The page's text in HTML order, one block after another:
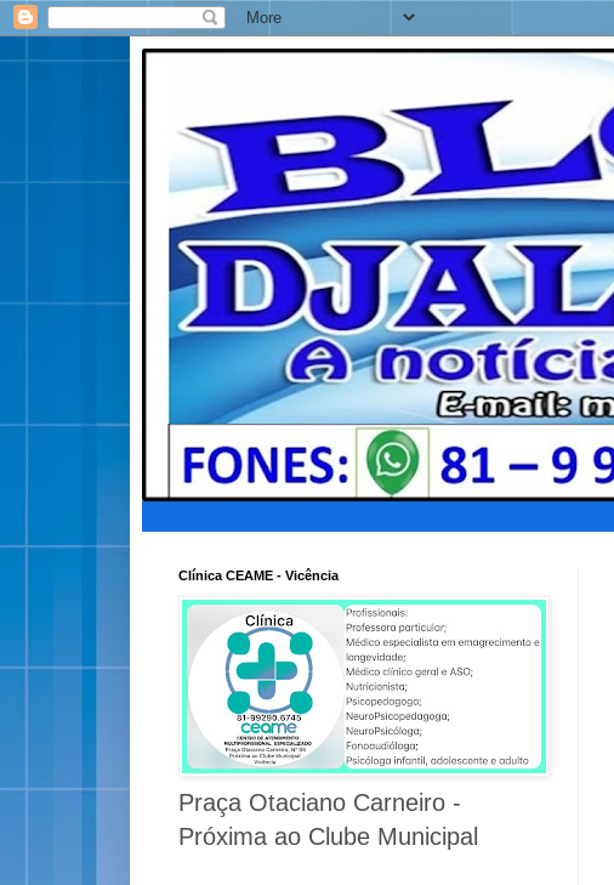
Clínica CEAME - Vicência
Praça Otaciano Carneiro -
Próxima ao Clube Municipal